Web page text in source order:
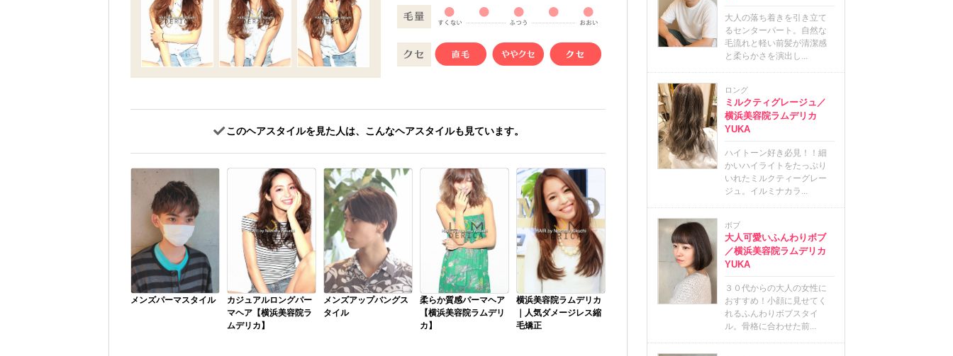
このヘアスタイルを見た人は、こんなヘアスタイルも見ています。
メンズパーマスタイル
カジュアルロングパー
マヘア【横浜美容院ラ
ムデリカ】
メンズアップバングス
タイル
柔らか質感パーマヘア
【横浜美容院ラムデリ
カ】
横浜美容院ラムデリカ
｜人気ダメージレス縮
毛矯正
大人の落ち着きを引き立て
るセンターパート。自然な
毛流れと軽い前髪が清潔感
と柔らかさを演出し...
ロング
ミルクティグレージュ／
横浜美容院ラムデリカ
YUKA
ハイトーン好き必見！！細
かいハイライトをたっぷり
いれたミルクティーグレー
ジュ。イルミナカラ...
ボブ
大人可愛いふんわりボブ
／横浜美容院ラムデリカ
YUKA
３０代からの大人の女性に
おすすめ！小顔に見せてく
れるふんわりボブスタイ
ル。骨格に合わせた前...